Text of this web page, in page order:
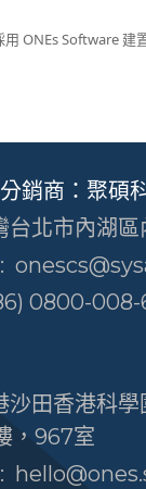
用 ONEs Software 建
銷商：聚碩
台北市內湖
0800-008-
沙田香港科
，967室